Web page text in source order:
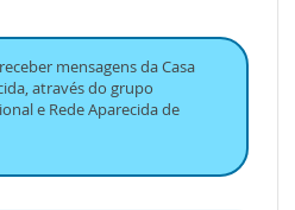
mensagens da Casa
através do grupo
e Rede Aparecida de